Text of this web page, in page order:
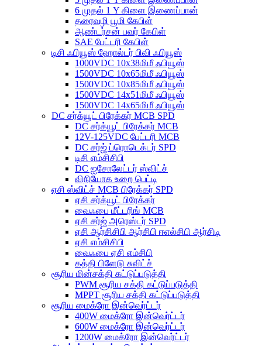
6 முதல் 1 Y கிளை இணைப்பான்
தரைவழி பூமி கேபிள்
ஆண்டர்சன் பவர் கேபிள்
SAE பேட்டரி கேபிள்
டிசி ஃபியூஸ் ஹோல்டர் பிவி ஃபியூஸ்
1000VDC 10x38மிமீ ஃபியூஸ்
1500VDC 10x65மிமீ ஃபியூஸ்
1500VDC 10x85மிமீ ஃபியூஸ்
1500VDC 14x51மிமீ ஃபியூஸ்
1500VDC 14x65மிமீ ஃபியூஸ்
DC சர்க்யூட் பிரேக்கர் MCB SPD
DC சர்க்யூட் பிரேக்கர் MCB
12V-125VDC பேட்டரி MCB
DC சர்ஜ் ப்ரொடெக்டர் SPD
டிசி எம்சிசிபி
DC ஐசோலேட்டர் ஸ்விட்ச்
விநியோக உறை பெட்டி
ஏசி ஸ்விட்ச் MCB பிரேக்கர் SPD
ஏசி சர்க்யூட் பிரேக்கர்
வைஃபை மீட்டரிங் MCB
ஏசி சர்ஜ் அரெஸ்டர் SPD
ஏசி ஆர்சிசிபி ஆர்சிபி ஈஎல்சிபி ஆர்சிடி
ஏசி எம்சிசிபி
வைஃபை ஏசி எம்சிபி
கத்தி பிளேடு சுவிட்ச்
சூரிய மின்சக்தி கட்டுப்படுத்தி
PWM சூரிய சக்தி கட்டுப்படுத்தி
MPPT சூரிய சக்தி கட்டுப்படுத்தி
சூரிய மைக்ரோ இன்வெர்ட்டர்
400W மைக்ரோ இன்வெர்ட்டர்
600W மைக்ரோ இன்வெர்ட்டர்
1200W மைக்ரோ இன்வெர்ட்டர்